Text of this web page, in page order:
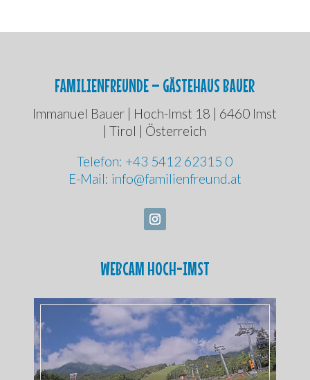
FAMILIENFREUNDE – GÄSTEHAUS BAUER
Immanuel Bauer | Hoch-Imst 18 | 6460 Imst
| Tirol | Österreich
Telefon: +43 5412 62315 0
E-Mail: info@familienfreund.at
WEBCAM HOCH-IMST